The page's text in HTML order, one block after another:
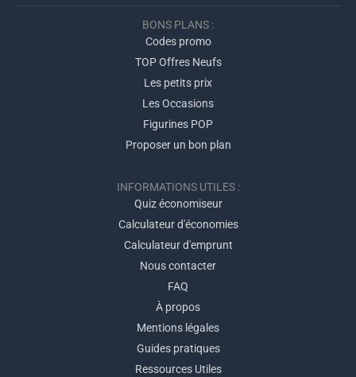
BONS PLANS :
Codes promo
TOP Offres Neufs
Les petits prix
Les Occasions
Figurines POP
Proposer un bon plan
INFORMATIONS UTILES :
Quiz économiseur
Calculateur d'économies
Calculateur d'emprunt
Nous contacter
FAQ
À propos
Mentions légales
Guides pratiques
Ressources Utiles